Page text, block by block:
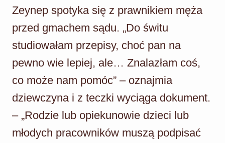
Zeynep spotyka się z prawnikiem męża
przed gmachem sądu. „Do świtu
studiowałam przepisy, choć pan na
pewno wie lepiej, ale… Znalazłam coś,
co może nam pomóc” – oznajmia
dziewczyna i z teczki wyciąga dokument.
– „Rodzie lub opiekunowie dzieci lub
młodych pracowników muszą podpisać